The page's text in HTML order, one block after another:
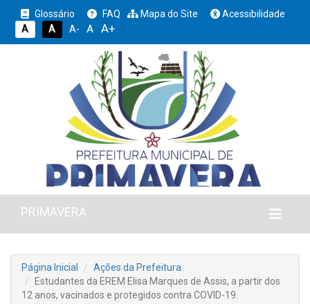
Glossário FAQ Mapa do Site
Acessibilidade
A
A A- A A+
PRIMAVERA
Página Inicial
Ações da Prefeitura
Estudantes da EREM Elisa Marques de Assis, a partir dos
12 anos, vacinados e protegidos contra COVID-19.